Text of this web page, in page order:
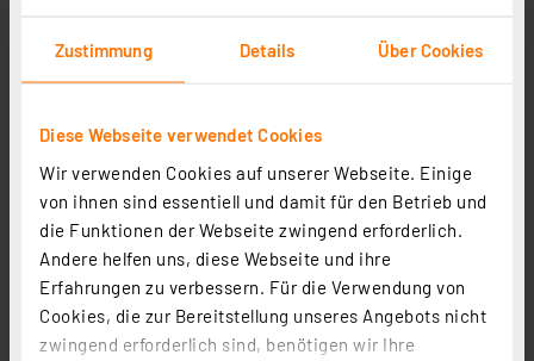
Zustimmung Details Über Cookies
Diese Webseite verwendet Cookies
Wir verwenden Cookies auf unserer Webseite. Einige
von ihnen sind essentiell und damit für den Betrieb und
die Funktionen der Webseite zwingend erforderlich.
Andere helfen uns, diese Webseite und ihre
Erfahrungen zu verbessern. Für die Verwendung von
Cookies, die zur Bereitstellung unseres Angebots nicht
zwingend erforderlich sind, benötigen wir Ihre
ENOVALITE LED Filament Leuchtmittel, TUBE MESH,